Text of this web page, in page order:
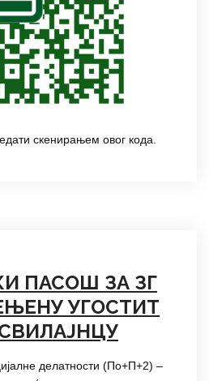
скенирањем овог кода.
ПАСОШ ЗА ЗГ
УГОСТИТ
делатности (По+П+2) –